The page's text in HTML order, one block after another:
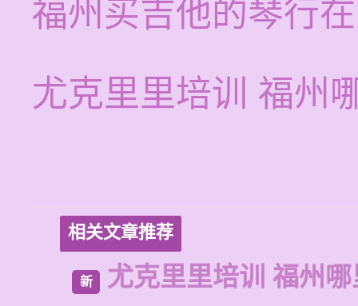
福州买吉他的琴行
尤克里里培训 福州
相关文章推荐
新 尤克里里培训 福州